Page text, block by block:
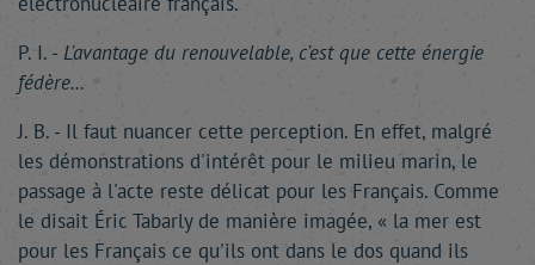
P. I. - L'avantage du renouvelable, c'est que cette énergie
fédère...
J. B. - Il faut nuancer cette perception. En effet, malgré
les démonstrations d'intérêt pour le milieu marin, le
passage à l'acte reste délicat pour les Français. Comme
le disait Éric Tabarly de manière imagée, « la mer est
pour les Français ce qu'ils ont dans le dos quand ils